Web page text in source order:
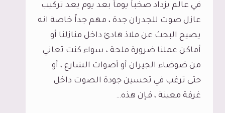
جدة
في عالم يزداد صخباً يوماً بعد يوم يعد تركيب
عازل صوت للجدران جدة ، مهم جداً خاصة انه
يصيح البحث عن ملاذ هادئ داخل منازلنا أو
أماكن عملنا ضرورة ملحة ، سواء كنت تعاني
من ضوضاء الجيران أو أصوات الشارع ، أو
حتى ترغب في تحسين جودة الصوت داخل
غرفة معينة ، فـإن هذه…